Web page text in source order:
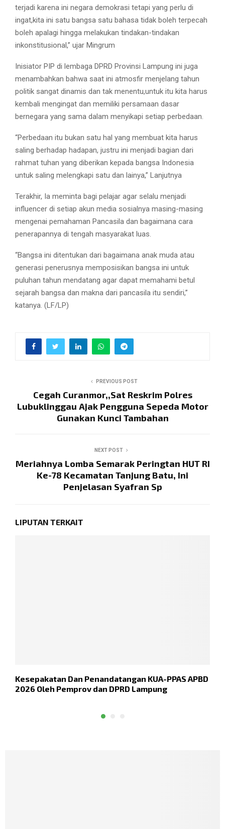
terjadi karena ini negara demokrasi tetapi yang perlu di
ingat,kita ini satu bangsa satu bahasa tidak boleh terpecah
boleh apalagi hingga melakukan tindakan-tindakan
inkonstitusional,” ujar Mingrum
Inisiator PIP di lembaga DPRD Provinsi Lampung ini juga
menambahkan bahwa saat ini atmosfir menjelang tahun
politik sangat dinamis dan tak menentu,untuk itu kita harus
kembali mengingat dan memiliki persamaan dasar
bernegara yang sama dalam menyikapi setiap perbedaan.
“Perbedaan itu bukan satu hal yang membuat kita harus
saling berhadap hadapan, justru ini menjadi bagian dari
rahmat tuhan yang diberikan kepada bangsa Indonesia
untuk saling melengkapi satu dan lainya,” Lanjutnya
Terakhir, Ia meminta bagi pelajar agar selalu menjadi
influencer di setiap akun media sosialnya masing-masing
mengenai pemahaman Pancasila dan bagaimana cara
penerapannya di tengah masyarakat luas.
“Bangsa ini ditentukan dari bagaimana anak muda atau
generasi penerusnya memposisikan bangsa ini untuk
puluhan tahun mendatang agar dapat memahami betul
sejarah bangsa dan makna dari pancasila itu sendiri,”
katanya. (LF/LP)
PREVIOUS POST
Cegah Curanmor,,Sat Reskrim Polres
Lubuklinggau Ajak Pengguna Sepeda Motor
Gunakan Kunci Tambahan
NEXT POST
Meriahnya Lomba Semarak Peringtan HUT RI
Ke-78 Kecamatan Tanjung Batu, Ini
Penjelasan Syafran Sp
LIPUTAN TERKAIT
Kesepakatan Dan Penandatangan KUA-PPAS APBD
2026 Oleh Pemprov dan DPRD Lampung